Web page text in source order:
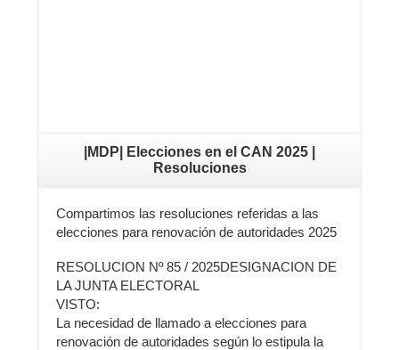
|MDP| Elecciones en el CAN 2025 |
Resoluciones
Compartimos las resoluciones referidas a las
elecciones para renovación de autoridades 2025
RESOLUCION Nº 85 / 2025DESIGNACION DE
LA JUNTA ELECTORAL
VISTO:
La necesidad de llamado a elecciones para
renovación de autoridades según lo estipula la